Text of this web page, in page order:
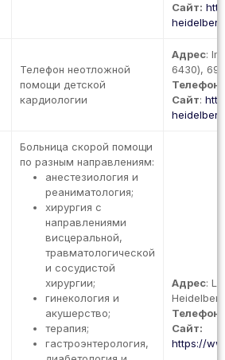
Сайт:
Телефон неотложной
помощи детской
кардиологии
Адрес:
6430),
Телефон
Сайт:
Больница скорой помощи
по разным направлениям:
анестезиология и
реаниматология;
хирургия с
направлениями
висцеральной,
травматологической
и сосудистой
хирургии;
гинекология и
акушерство;
терапия;
гастроэнтерология,
Адрес:
Телефон
Сайт:
https://